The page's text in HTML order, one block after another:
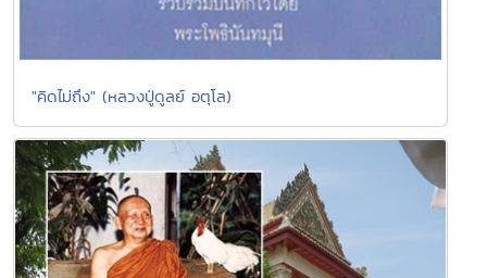
"คิดไม่ถึง" (หลวงปู่ดูลย์ อตุโล)